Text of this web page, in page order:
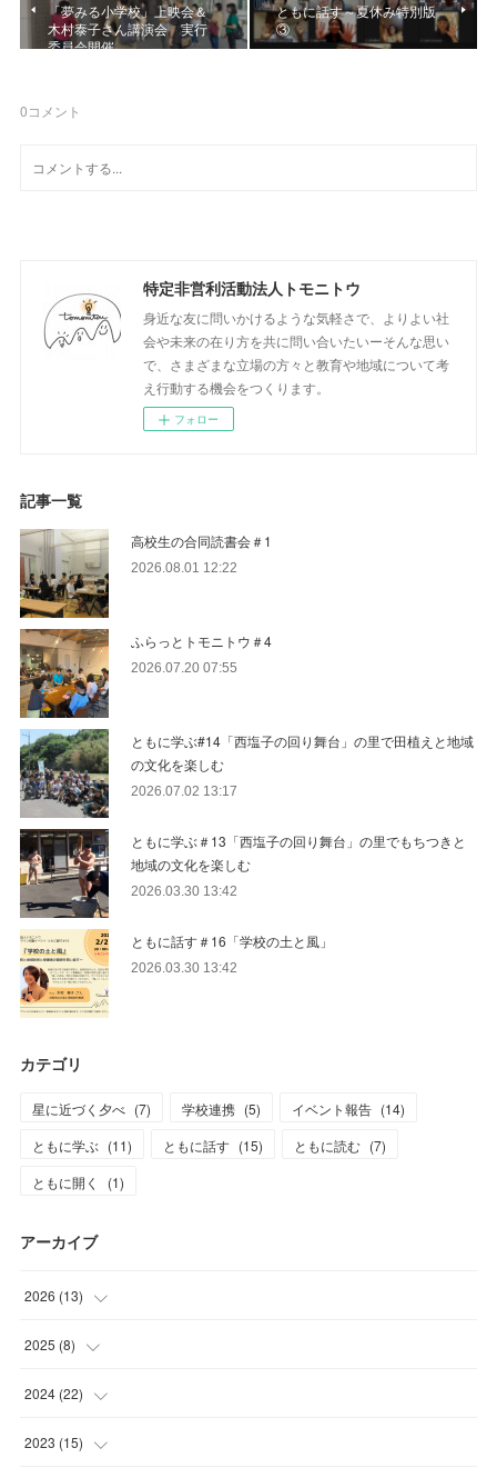
「夢みる小学校」上映会＆
木村泰子さん講演会 実行
委員会開催
ともに話す～夏休み特別版
③
0コメント
特定非営利活動法人トモニトウ
身近な友に問いかけるような気軽さで、よりよい社
会や未来の在り方を共に問い合いたいーそんな思い
で、さまざまな立場の方々と教育や地域について考
え行動する機会をつくります。
フォロー
記事一覧
高校生の合同読書会＃1
2026.08.01 12:22
ふらっとトモニトウ＃4
2026.07.20 07:55
ともに学ぶ#14「西塩子の回り舞台」の里で田植えと地域
の文化を楽しむ
2026.07.02 13:17
ともに学ぶ＃13「西塩子の回り舞台」の里でもちつきと
地域の文化を楽しむ
2026.03.30 13:42
ともに話す＃16「学校の土と風」
2026.03.30 13:42
カテゴリ
星に近づく夕べ (7) 学校連携 (5) イベント報告 (14)
ともに学ぶ (11) ともに話す (15) ともに読む (7)
ともに開く
(1)
アーカイブ
2026 (13)
( )
(2
(3
2025 (8)
(1
(1
2024 (22)
(2
2023 (15)